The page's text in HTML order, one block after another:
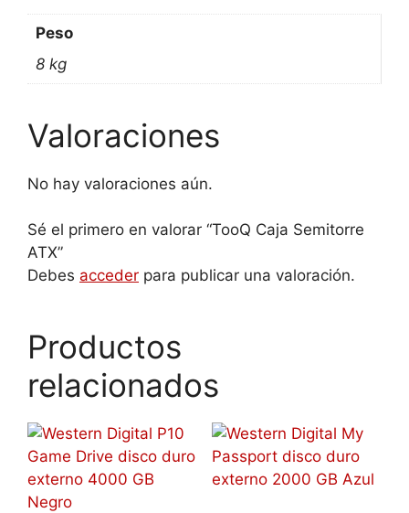
Peso
8 kg
Valoraciones
No hay valoraciones aún.
Sé el primero en valorar “TooQ Caja Semitorre
ATX”
Debes acceder para publicar una valoración.
Productos
relacionados